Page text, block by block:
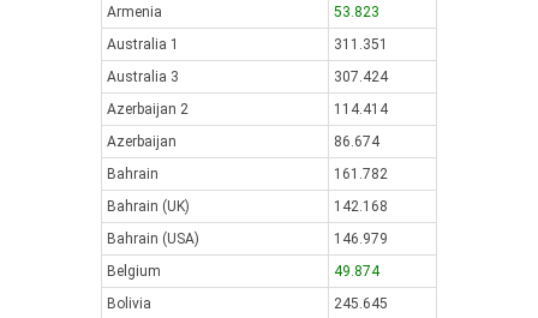
Armenia
53.823
Australia 1
311.351
Australia 3
307.424
Azerbaijan 2
114.414
Azerbaijan
86.674
Bahrain
161.782
Bahrain (UK)
142.168
Bahrain (USA)
146.979
Belgium
49.874
Bolivia
245.645